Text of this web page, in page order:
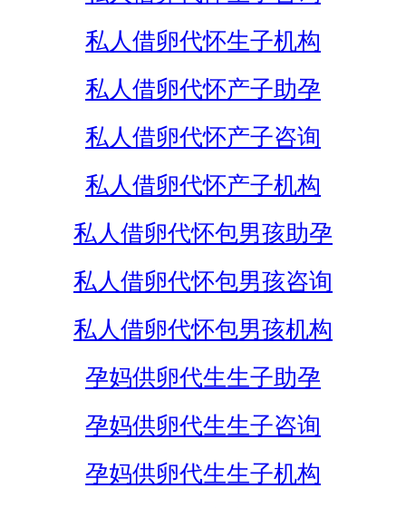
私人借卵代怀生子机构
私人借卵代怀产子助孕
私人借卵代怀产子咨询
私人借卵代怀产子机构
私人借卵代怀包男孩助孕
私人借卵代怀包男孩咨询
私人借卵代怀包男孩机构
孕妈供卵代生生子助孕
孕妈供卵代生生子咨询
孕妈供卵代生生子机构